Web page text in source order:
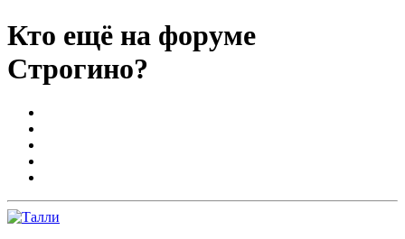
Кто ещё на форуме
Строгино?